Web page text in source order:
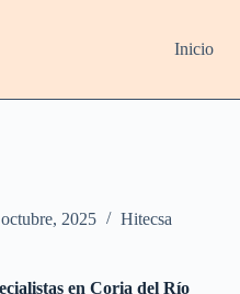
Inicio
2025 Hitecsa
en Coria del Río